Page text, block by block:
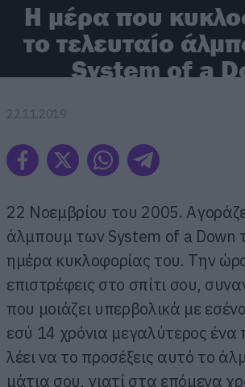
Η μέρα που
το τελευταίο
System of a
22.11.2019
22 Νοεμβρίου του 2005.
άλμπουμ των System of a Down
ημέρα κυκλοφορίας του. Την
επιστρέφεις στο σπίτι σου,
που μοιάζει υπερβολικά με
εσύ 14 χρόνια μεγαλύτερος ένα
λέει να το προσέξεις αυτό το
μάτια σου, γιατί στα επόμενα